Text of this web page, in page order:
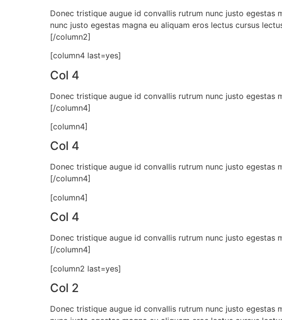
Donec tristique augue id convallis rutrum nunc justo egestas
nunc justo egestas magna eu aliquam eros lectus cursus
[/column2]
[column4 last=yes]
Col 4
Donec tristique augue id convallis rutrum nunc justo egestas
[/column4]
[column4]
Col 4
Donec tristique augue id convallis rutrum nunc justo egestas
[/column4]
[column4]
Col 4
Donec tristique augue id convallis rutrum nunc justo egestas
[/column4]
[column2 last=yes]
Col 2
Donec tristique augue id convallis rutrum nunc justo egestas